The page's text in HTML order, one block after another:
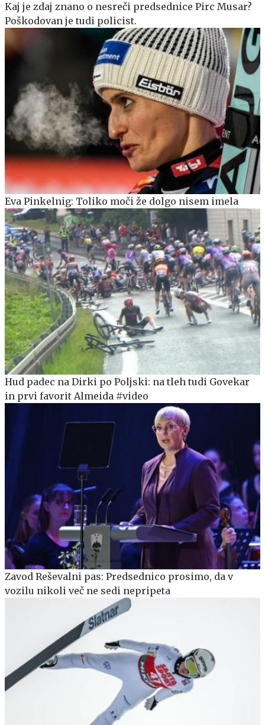
Kaj je zdaj znano o nesreči predsednice Pirc Musar?
Poškodovan je tudi policist.
Eva Pinkelnig: Toliko moči že dolgo nisem imela
Hud padec na Dirki po Poljski: na tleh tudi Govekar
in prvi favorit Almeida #video
Zavod Reševalni pas: Predsednico prosimo, da v
vozilu nikoli več ne sedi nepripeta